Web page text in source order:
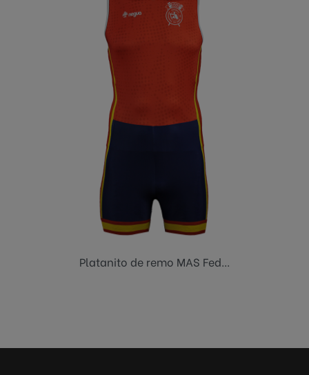
Platanito de remo MAS Fed...